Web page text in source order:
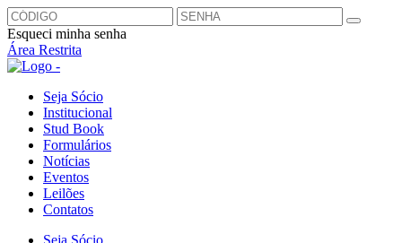
Esqueci minha senha
Área Restrita
Seja Sócio
Institucional
Stud Book
Formulários
Notícias
Eventos
Leilões
Contatos
Seja Sócio